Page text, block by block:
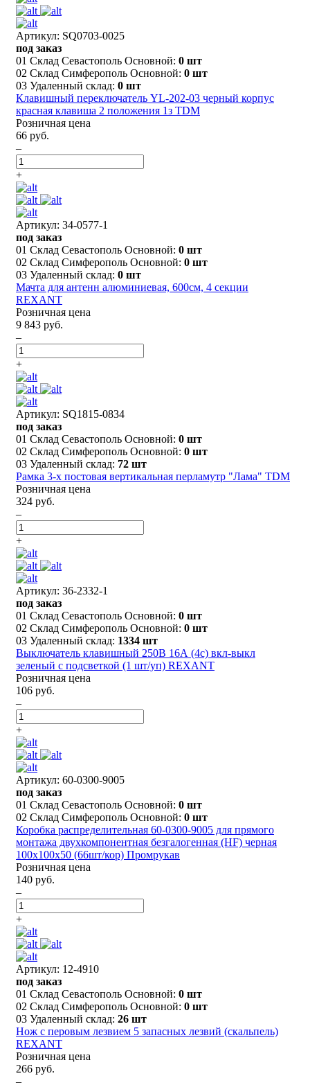
Артикул: SQ0703-0025
под заказ
01 Склад Севастополь Основной: 0 шт
02 Склад Симферополь Основной: 0 шт
03 Удаленный склад: 0 шт
Клавишный переключатель YL-202-03 черный корпус
красная клавиша 2 положения 1з TDM
Розничная цена
66 руб.
–
+
Артикул: 34-0577-1
под заказ
01 Склад Севастополь Основной: 0 шт
02 Склад Симферополь Основной: 0 шт
03 Удаленный склад: 0 шт
Мачта для антенн алюминиевая, 600см, 4 секции
REXANT
Розничная цена
9 843 руб.
–
+
Артикул: SQ1815-0834
под заказ
01 Склад Севастополь Основной: 0 шт
02 Склад Симферополь Основной: 0 шт
03 Удаленный склад: 72 шт
Рамка 3-х постовая вертикальная перламутр "Лама" TDM
Розничная цена
324 руб.
–
+
Артикул: 36-2332-1
под заказ
01 Склад Севастополь Основной: 0 шт
02 Склад Симферополь Основной: 0 шт
03 Удаленный склад: 1334 шт
Выключатель клавишный 250В 16А (4с) вкл-выкл
зеленый с подсветкой (1 шт/уп) REXANT
Розничная цена
106 руб.
–
+
Артикул: 60-0300-9005
под заказ
01 Склад Севастополь Основной: 0 шт
02 Склад Симферополь Основной: 0 шт
Коробка распределительная 60-0300-9005 для прямого
монтажа двухкомпонентная безгалогенная (HF) черная
100х100х50 (66шт/кор) Промрукав
Розничная цена
140 руб.
–
+
Артикул: 12-4910
под заказ
01 Склад Севастополь Основной: 0 шт
02 Склад Симферополь Основной: 0 шт
03 Удаленный склад: 26 шт
Нож с перовым лезвием 5 запасных лезвий (скальпель)
REXANT
Розничная цена
266 руб.
–